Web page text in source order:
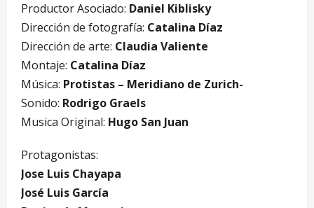
Productor Asociado: Daniel Kiblisky
Dirección de fotografía: Catalina Díaz
Dirección de arte: Claudia Valiente
Montaje: Catalina Díaz
Música: Protistas – Meridiano de Zurich-
Sonido: Rodrigo Graels
Musica Original: Hugo San Juan
Protagonistas:
Jose Luis Chayapa
José Luis García